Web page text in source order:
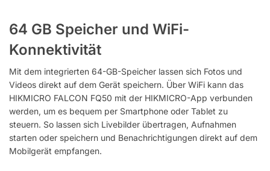
64 GB Speicher und WiFi-
Konnektivität
Mit dem integrierten 64-GB-Speicher lassen sich Fotos und
Videos direkt auf dem Gerät speichern. Über WiFi kann das
HIKMICRO FALCON FQ50 mit der HIKMICRO-App verbunden
werden, um es bequem per Smartphone oder Tablet zu
steuern. So lassen sich Livebilder übertragen, Aufnahmen
starten oder speichern und Benachrichtigungen direkt auf dem
Mobilgerät empfangen.